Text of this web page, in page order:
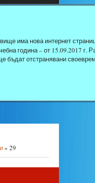
има нова интернет
година – от 15.09.2017
бъдат отстранявани
» 29